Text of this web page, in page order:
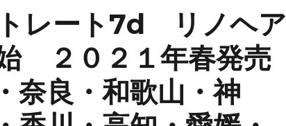
レート7d リノヘア
２０２１年春発売
奈良・和歌山・神